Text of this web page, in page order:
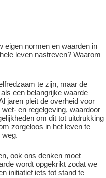
eigen normen en waarden in
leven nastreven? Waarom
te zijn, maar de
een belangrijke waarde
jaren pleit de overheid voor
en regelgeving, waardoor
om dit tot uitdrukking
zorgeloos in het leven te
weg.
ook ons denken moet
wordt opgekrikt zodat we
initiatief iets tot stand te